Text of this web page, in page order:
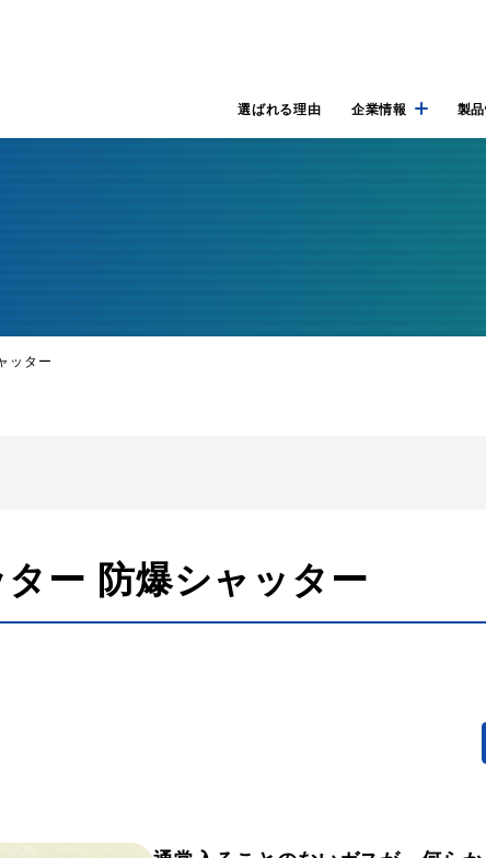
選ばれる理由 企業情報 製
ッター
ー 防爆シャッター